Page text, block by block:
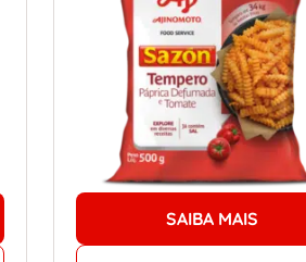
SAIBA MAIS